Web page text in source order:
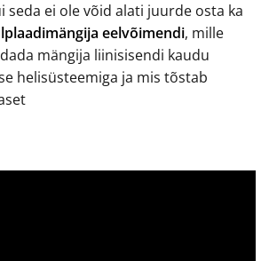
seda ei ole võid alati juurde osta ka
eelvõimendi, mille
mängija liinisisendi kaudu
helisüsteemiga ja mis tõstab